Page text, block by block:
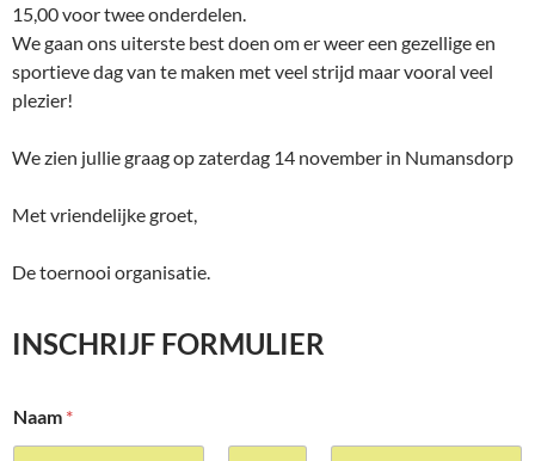
15,00 voor twee onderdelen.
We gaan ons uiterste best doen om er weer een gezellige en
sportieve dag van te maken met veel strijd maar vooral veel
plezier!
We zien jullie graag op zaterdag 14 november in Numansdorp
Met vriendelijke groet,
De toernooi organisatie.
INSCHRIJF FORMULIER
Naam *